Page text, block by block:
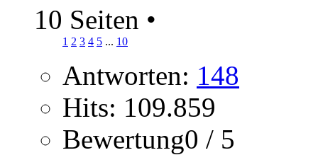
10 Seiten •
1 2 3 4 5 ... 10
Antworten: 148
Hits: 109.859
Bewertung0 / 5